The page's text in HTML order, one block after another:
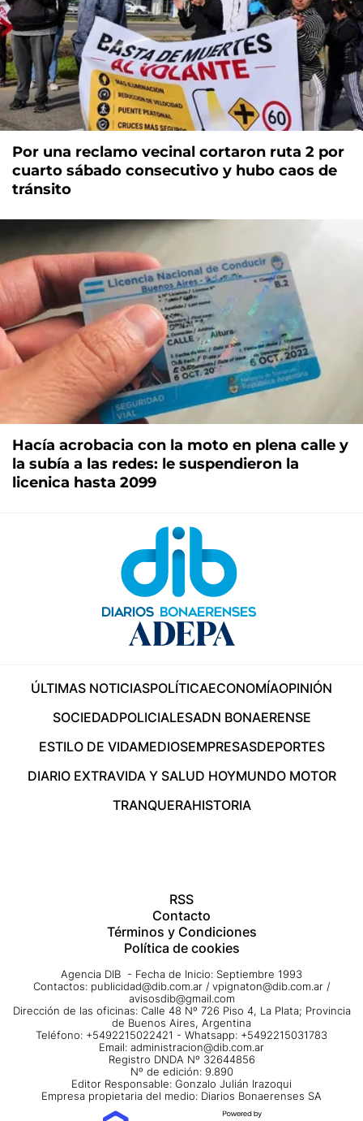
Por una reclamo vecinal cortaron ruta 2 por
cuarto sábado consecutivo y hubo caos de
tránsito
Hacía acrobacia con la moto en plena calle y
la subía a las redes: le suspendieron la
licenica hasta 2099
ÚLTIMAS NOTICIASPOLÍTICAECONOMÍAOPINIÓN
SOCIEDADPOLICIALESADN BONAERENSE
ESTILO DE VIDAMEDIOSEMPRESASDEPORTES
DIARIO EXTRAVIDA Y SALUD HOYMUNDO MOTOR
TRANQUERAHISTORIA
RSS
Contacto
Términos y Condiciones
Política de cookies
Agencia DIB - Fecha de Inicio: Septiembre 1993
Contactos: publicidad@dib.com.ar / vpignaton@dib.com.ar /
avisosdib@gmail.com
Dirección de las oficinas: Calle 48 Nº 726 Piso 4, La Plata; Provincia
de Buenos Aires, Argentina
Teléfono: +5492215022421 - Whatsapp: +5492215031783
Email: administracion@dib.com.ar
Registro DNDA Nº 32644856
Nº de edición: 9.890
Editor Responsable: Gonzalo Julián Irazoqui
Empresa propietaria del medio: Diarios Bonaerenses SA